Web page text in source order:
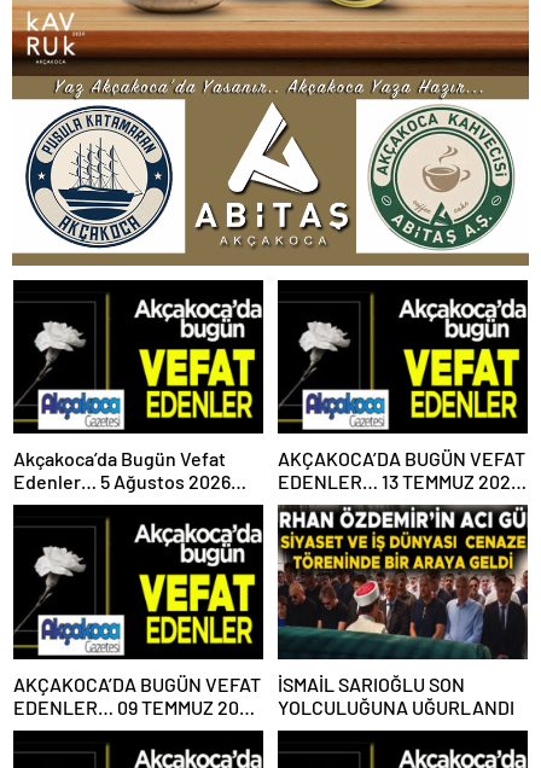
Akçakoca’da Bugün Vefat
Edenler… 5 Ağustos 2026
Çarşamba
AKÇAKOCA’DA BUGÜN VEFAT
EDENLER… 13 TEMMUZ 2026
PAZARTESİ
AKÇAKOCA’DA BUGÜN VEFAT
EDENLER… 09 TEMMUZ 2026
PERŞEMBE
İSMAİL SARIOĞLU SON
YOLCULUĞUNA UĞURLANDI